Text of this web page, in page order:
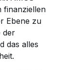
finanziellen
Ebene zu
der
das alles